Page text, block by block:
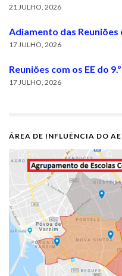
21 JULHO, 2026
Adiamento das Reuniões
17 JULHO, 2026
Reuniões com os EE do
17 JULHO, 2026
ÁREA DE INFLUÊNCIA DO